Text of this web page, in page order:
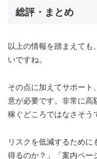
総評・まとめ
以上の情報を踏まえても
いですね。
その点に加えてサポート
意が必要です。非常に高
稼ぐどころではなさそう
リスクを低減するために
得るのか？」「案内ペー